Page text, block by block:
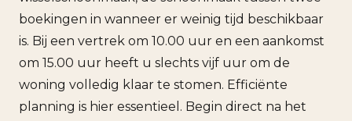
boekingen in wanneer er weinig tijd beschikbaar
is. Bij een vertrek om 10.00 uur en een aankomst
om 15.00 uur heeft u slechts vijf uur om de
woning volledig klaar te stomen. Efficiënte
planning is hier essentieel. Begin direct na het